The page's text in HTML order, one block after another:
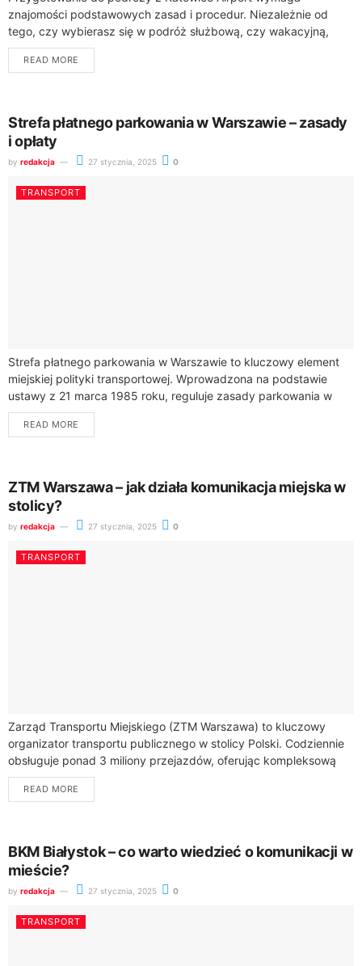
znajomości podstawowych zasad i procedur. Niezależnie od
tego, czy wybierasz się w podróż służbową, czy wakacyjną,
warto wcześniej zapoznać się z kluczowymi informacjami,...
READ MORE
Strefa płatnego parkowania w Warszawie – zasady
i opłaty
by redakcja 27 stycznia, 2025 0
TRANSPORT
Strefa płatnego parkowania w Warszawie to kluczowy element
miejskiej polityki transportowej. Wprowadzona na podstawie
ustawy z 21 marca 1985 roku, reguluje zasady parkowania w
centrum miasta, zapewniając efektywne wykorzystanie
przestrzeni...
READ MORE
ZTM Warszawa – jak działa komunikacja miejska w
stolicy?
by redakcja 27 stycznia, 2025 0
TRANSPORT
Zarząd Transportu Miejskiego (ZTM Warszawa) to kluczowy
organizator transportu publicznego w stolicy Polski. Codziennie
obsługuje ponad 3 miliony przejazdów, oferując kompleksową
sieć połączeń dla mieszkańców i przyjezdnych.Transport
publiczny w Warszawie...
READ MORE
BKM Białystok – co warto wiedzieć o komunikacji w
mieście?
by redakcja 27 stycznia, 2025 0
TRANSPORT